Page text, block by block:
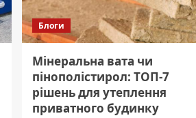
Блоги
Мінеральна вата чи
пінополістирол: ТОП-7
рішень для утеплення
приватного будинку